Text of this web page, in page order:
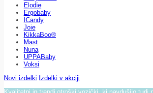
Elodie
Ergobaby
ICandy
Joie
KikkaBoo®
Mast
Nuna
UPPABaby
Voksi
Novi izdelki Izdelki v akciji